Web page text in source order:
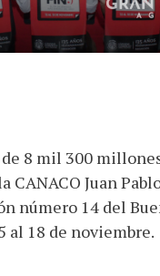
8 mil 300
CANACO Juan
número 14 del
al 18 de noviembre.